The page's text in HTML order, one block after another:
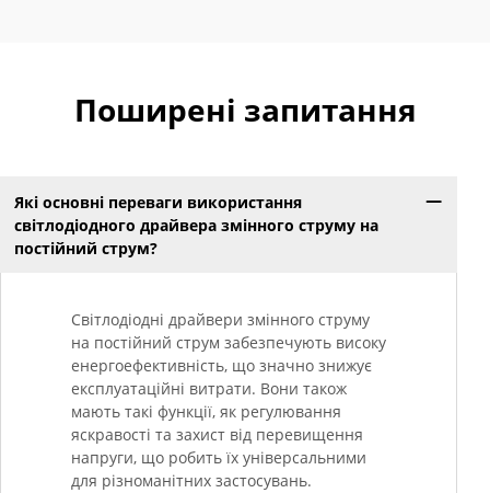
Поширені запитання
Які основні переваги використання
світлодіодного драйвера змінного струму на
постійний струм?
Світлодіодні драйвери змінного струму
на постійний струм забезпечують високу
енергоефективність, що значно знижує
експлуатаційні витрати. Вони також
мають такі функції, як регулювання
яскравості та захист від перевищення
напруги, що робить їх універсальними
для різноманітних застосувань.